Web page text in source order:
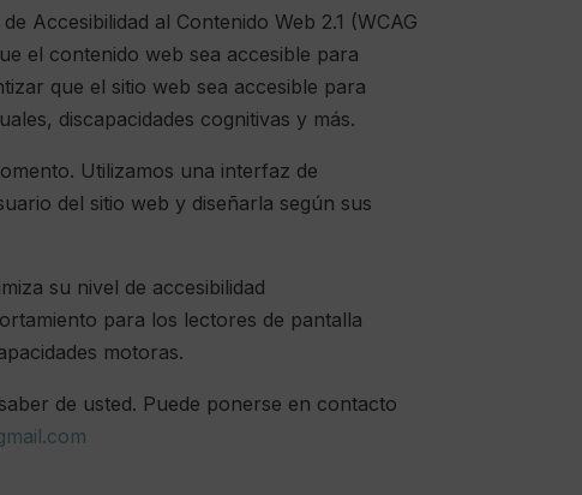
Accesibilidad al Contenido Web 2.1 (WCAG
el contenido web sea accesible para
que el sitio web sea accesible para
discapacidades cognitivas y más.
Utilizamos una interfaz de
del sitio web y diseñarla según sus
su nivel de accesibilidad
para los lectores de pantalla
motoras.
de usted. Puede ponerse en contacto